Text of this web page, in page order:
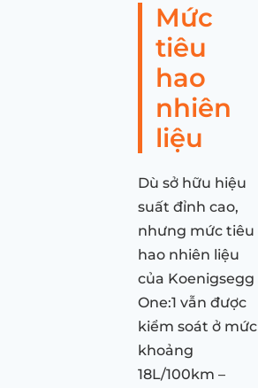
Mức
tiêu
hao
nhiên
liệu
Dù sở hữu hiệu
suất đỉnh cao,
nhưng mức tiêu
hao nhiên liệu
của Koenigsegg
One:1 vẫn được
kiểm soát ở mức
khoảng
18L/100km –